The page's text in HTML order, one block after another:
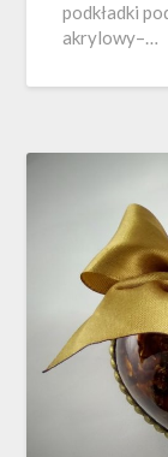
podkładki
akrylowy–…